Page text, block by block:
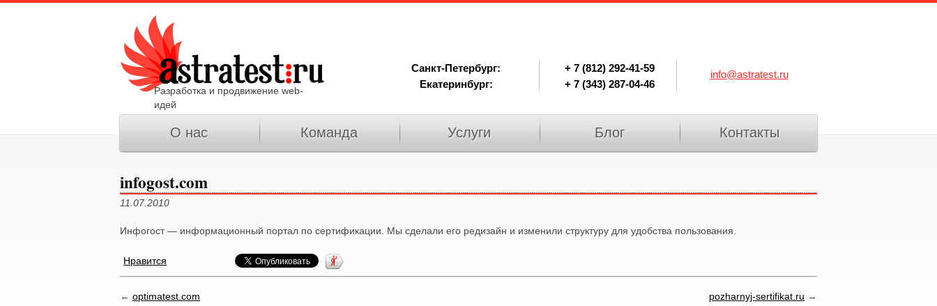
Разработка и продвижение web-
идей
Санкт-Петербург:
Екатеринбург:
+ 7 (812) 292-41-59
+ 7 (343) 287-04-46
info@astratest.ru
О нас Команда Услуги Блог Контакты
infogost.com
11.07.2010
Инфогост — информационный портал по сертификации. Мы сделали его редизайн и изменили структуру для удобства пользования.
Нравится
← optimatest.com pozharnyj-sertifikat.ru →